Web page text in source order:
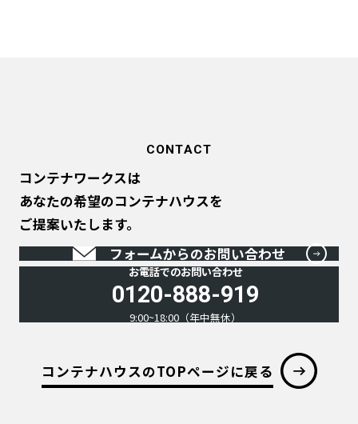
CONTACT
コンテナワークスは
あなたの希望のコンテナハウスを
ご提案いたします。
フォームからのお問い合わせ
お電話でのお問い合わせ
0120-888-919
9:00~18:00（年中無休）
コンテナハウスのTOPページに戻る